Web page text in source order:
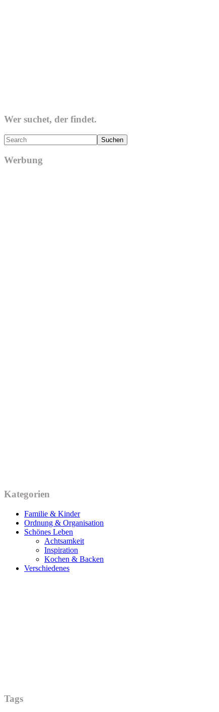
Wer suchet, der findet.
Search
Werbung
Kategorien
Familie & Kinder
Ordnung & Organisation
Schönes Leben
Achtsamkeit
Inspiration
Kochen & Backen
Verschiedenes
Tags